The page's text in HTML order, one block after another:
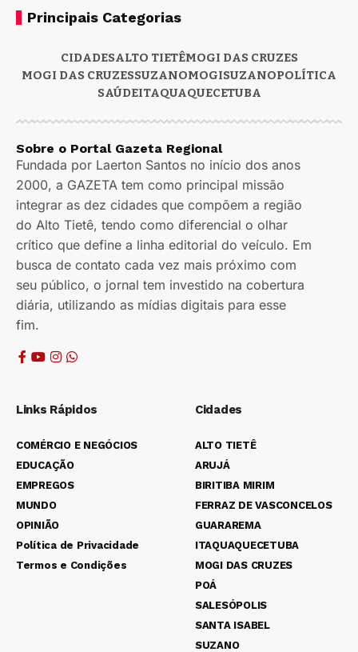
Principais Categorias
CIDADESALTO TIETÊMOGI DAS CRUZES
MOGI DAS CRUZESSUZANOMOGISUZANOPOLÍTICA
SAÚDEITAQUAQUECETUBA
Sobre o Portal Gazeta Regional
Fundada por Laerton Santos no início dos anos
2000, a GAZETA tem como principal missão
integrar as dez cidades que compõem a região
do Alto Tietê, tendo como diferencial o olhar
crítico que define a linha editorial do veículo. Em
busca de contato cada vez mais próximo com
seu público, o jornal tem investido na cobertura
diária, utilizando as mídias digitais para esse
fim.
Links Rápidos
COMÉRCIO E NEGÓCIOS
EDUCAÇÃO
EMPREGOS
MUNDO
OPINIÃO
Política de Privacidade
Termos e Condições
Cidades
ALTO TIETÊ
ARUJÁ
BIRITIBA MIRIM
FERRAZ DE VASCONCELOS
GUARAREMA
ITAQUAQUECETUBA
MOGI DAS CRUZES
POÁ
SALESÓPOLIS
SANTA ISABEL
SUZANO